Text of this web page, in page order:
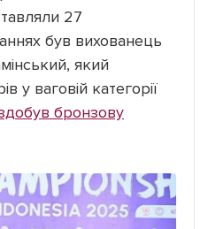
27
був вихованець
який
у ваговій категорії
бронзову